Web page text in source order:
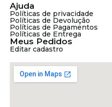
Ajuda
Políticas de privacidade
Políticas de Devolução
Políticas de Pagamentos
Políticas de Entrega
Meus Pedidos
Editar cadastro